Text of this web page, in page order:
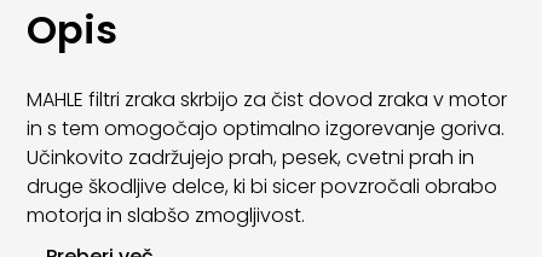
Opis
MAHLE filtri zraka skrbijo za čist dovod zraka v motor
in s tem omogočajo optimalno izgorevanje goriva.
Učinkovito zadržujejo prah, pesek, cvetni prah in
druge škodljive delce, ki bi sicer povzročali obrabo
motorja in slabšo zmogljivost.